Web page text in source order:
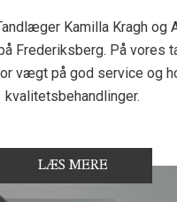
Kamilla Kragh og
Frederiksberg. På vores
vægt på god service og
kvalitetsbehandlinger.
LÆS MERE